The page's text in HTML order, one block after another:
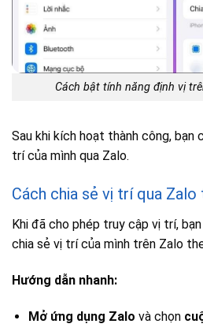
Cách bật tính năng định vị
Sau khi kích hoạt thành công, bạn
trí của mình qua Zalo.
Cách chia sẻ vị trí qua Zalo
Khi đã cho phép truy cập vị trí,
chia sẻ vị trí của mình trên Zalo
Hướng dẫn nhanh:
Mở ứng dụng Zalo và chọn